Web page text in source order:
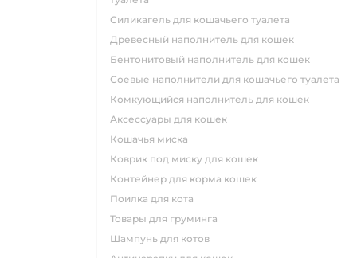
силикагель для кошачьего туалета
древесный наполнитель для кошек
бентонитовый наполнитель для кошек
соевые наполнители для кошачьего туалета
комкующийся наполнитель для кошек
аксессуары для кошек
кошачья миска
коврик под миску для кошек
контейнер для корма кошек
поилка для кота
товары для груминга
шампунь для котов